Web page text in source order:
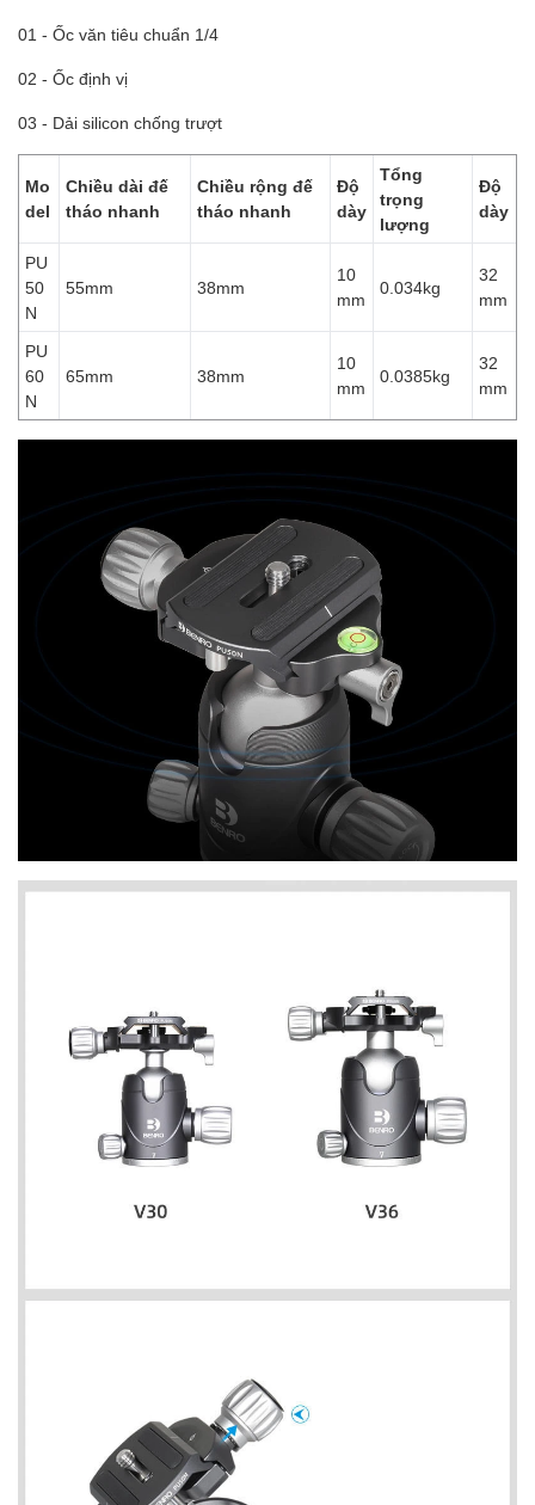
01 - Ốc văn tiêu chuẩn 1/4
02 - Ốc định vị
03 - Dải silicon chống trượt
Mo
del
Chiều dài đế
tháo nhanh
Chiều rộng đế
tháo nhanh
Độ
dày
Tổng
trọng
lượng
Độ
dày
PU
50
N
55mm 38mm
10
mm
0.034kg
32
mm
PU
60
N
65mm 38mm
10
mm
0.0385kg
32
mm